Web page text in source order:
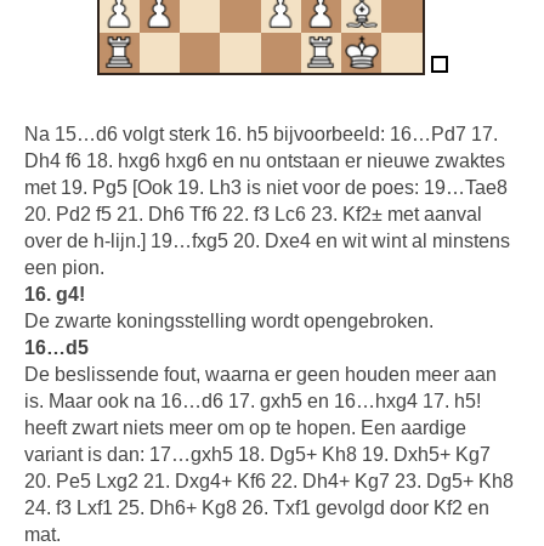
Na 15…d6 volgt sterk 16. h5 bijvoorbeeld: 16…Pd7 17.
Dh4 f6 18. hxg6 hxg6 en nu ontstaan er nieuwe zwaktes
met 19. Pg5 [Ook 19. Lh3 is niet voor de poes: 19…Tae8
20. Pd2 f5 21. Dh6 Tf6 22. f3 Lc6 23. Kf2± met aanval
over de h-lijn.] 19…fxg5 20. Dxe4 en wit wint al minstens
een pion.
16. g4!
De zwarte koningsstelling wordt opengebroken.
16…d5
De beslissende fout, waarna er geen houden meer aan
is. Maar ook na 16…d6 17. gxh5 en 16…hxg4 17. h5!
heeft zwart niets meer om op te hopen. Een aardige
variant is dan: 17…gxh5 18. Dg5+ Kh8 19. Dxh5+ Kg7
20. Pe5 Lxg2 21. Dxg4+ Kf6 22. Dh4+ Kg7 23. Dg5+ Kh8
24. f3 Lxf1 25. Dh6+ Kg8 26. Txf1 gevolgd door Kf2 en
mat.